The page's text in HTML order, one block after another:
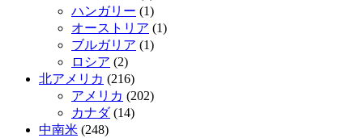
ハンガリー (1)
オーストリア (1)
ブルガリア (1)
ロシア (2)
北アメリカ (216)
アメリカ (202)
カナダ(14)
中南米 (248)